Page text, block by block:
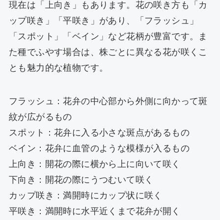
現在は「上向き」もあります。花の咲き方も「カ
ップ咲き」「平咲き」があり、「フラッシュ」
「スポット」「ベイン」など花柄が豊富です。ま
た種でふやす場合は、株ごとに異なる花が咲くこ
とも魅力的な植物です。
フラッシュ：花弁の中心部から外側に向かって斑
紋が広がるもの
スポット：花弁に入る小さな斑点があるもの
ベイン：花弁に血管のような模様が入るもの
上向き：開花の際に横から上に向いて咲く
下向き：開花の際にうつむいて咲く
カップ咲き：満開時にカップ状に咲く
平咲き：満開時に水平近くまで花弁が開く